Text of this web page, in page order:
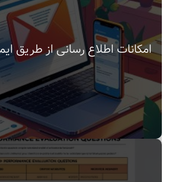
امکانات اطلاع رسانی از طریق